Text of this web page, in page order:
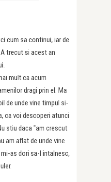
cum sa continui, iar de
trecut si acest an
mult ca acum
dragi prin el. Ma
de unde vine timpul si-
ca voi descoperi atunci
stiu daca "am crescut
am aflat de unde vine
as dori sa-l intalnesc,